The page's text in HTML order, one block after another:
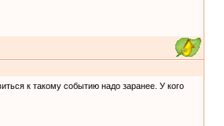
к такому событию надо заранее. У кого